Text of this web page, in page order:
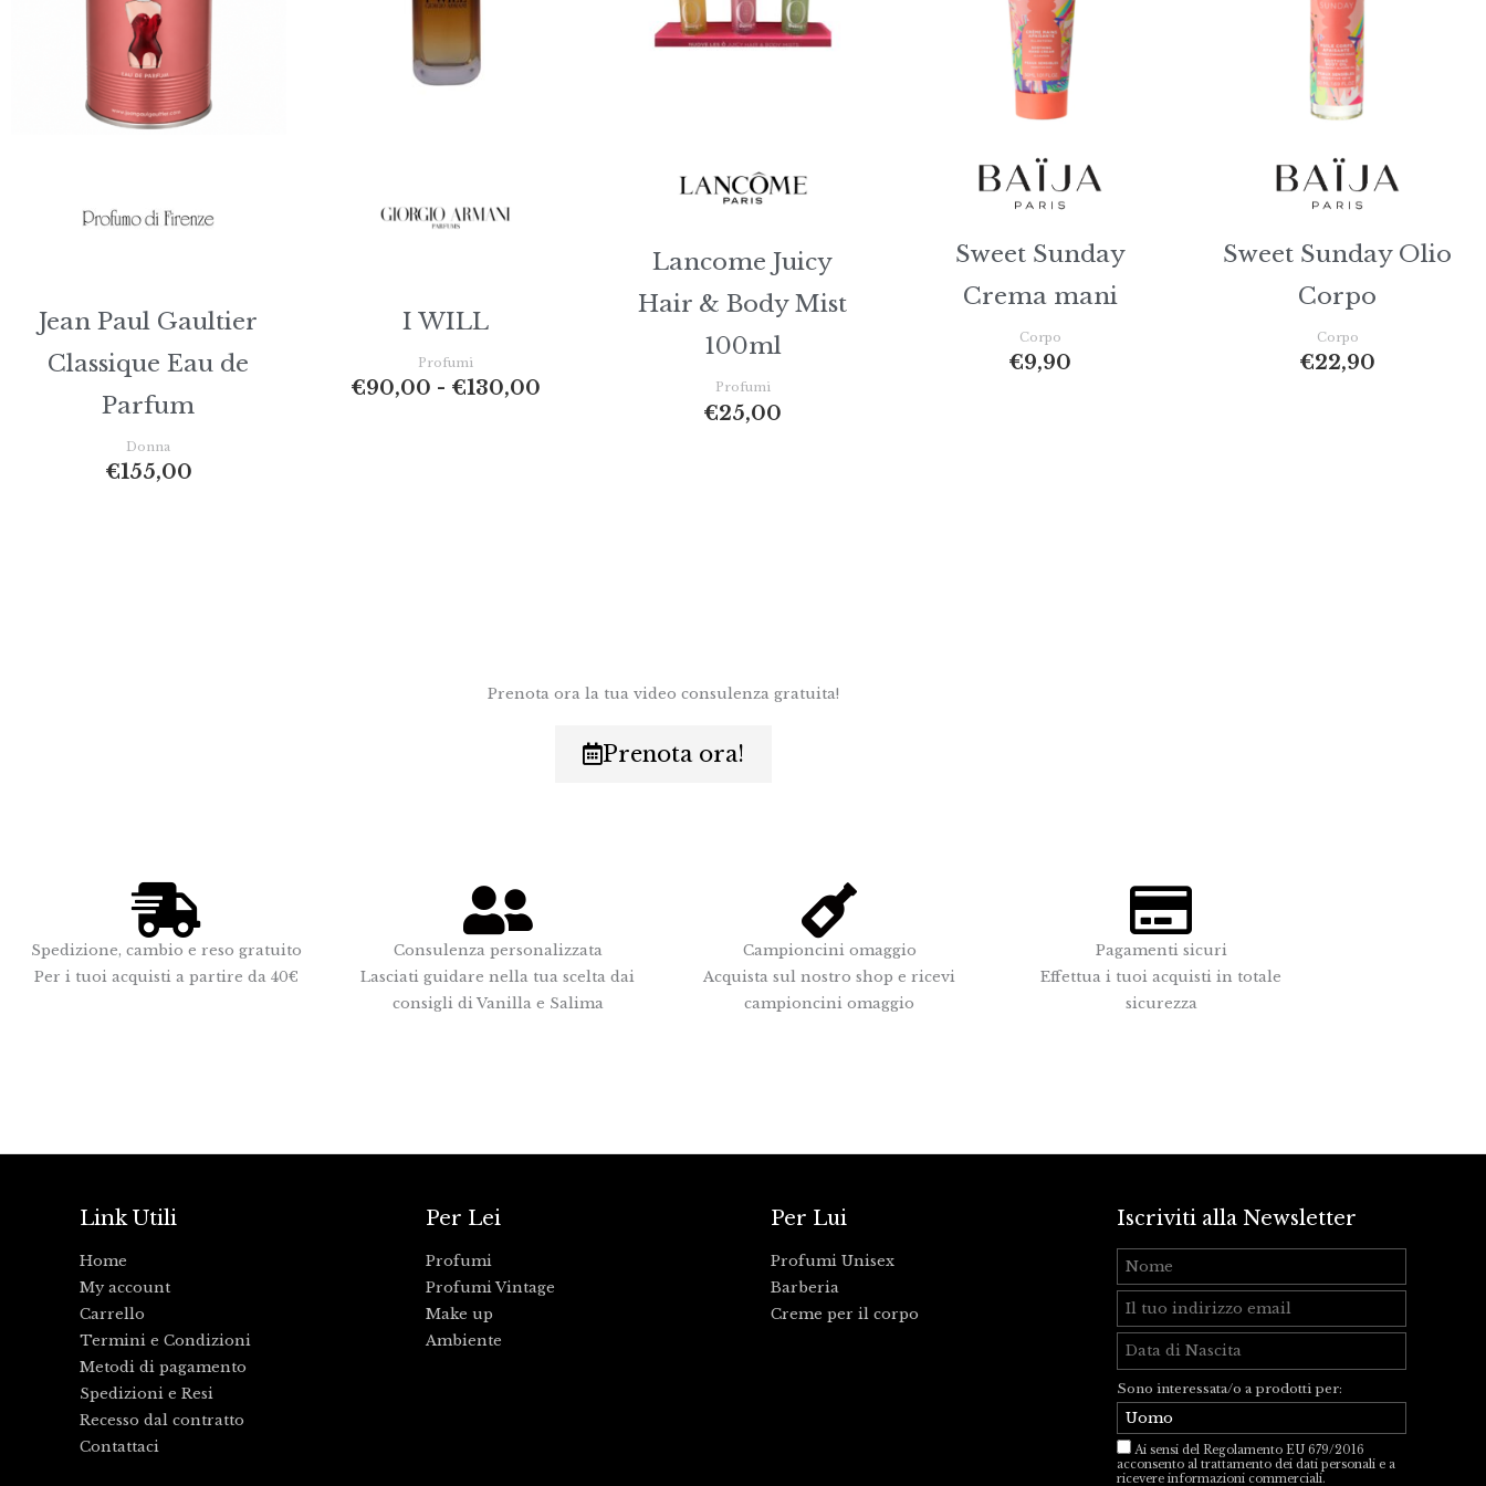
Jean Paul Gaultier
Classique Eau de
Parfum
Donna
€155,00
I WILL
Profumi
€90,00 - €130,00
Lancome Juicy
Hair & Body Mist
100ml
Profumi
€25,00
Sweet Sunday
Crema mani
Corpo
€9,90
Sweet Sunday Olio
Corpo
Corpo
€22,90
Prenota ora la tua video consulenza gratuita!
Prenota ora!
Spedizione, cambio e reso gratuito
Per i tuoi acquisti a partire da 40€
Consulenza personalizzata
Lasciati guidare nella tua scelta dai
consigli di Vanilla e Salima
Campioncini omaggio
Acquista sul nostro shop e ricevi
campioncini omaggio
Pagamenti sicuri
Effettua i tuoi acquisti in totale
sicurezza
Link Utili
Home
My account
Carrello
Termini e Condizioni
Metodi di pagamento
Spedizioni e Resi
Recesso dal contratto
Contattaci
Per Lei
Profumi
Profumi Vintage
Make up
Ambiente
Per Lui
Profumi Unisex
Barberia
Creme per il corpo
Iscriviti alla Newsletter
Sono interessata/o a prodotti per:
Ai sensi del Regolamento EU 679/2016
acconsento al trattamento dei dati personali e a
ricevere informazioni commerciali.